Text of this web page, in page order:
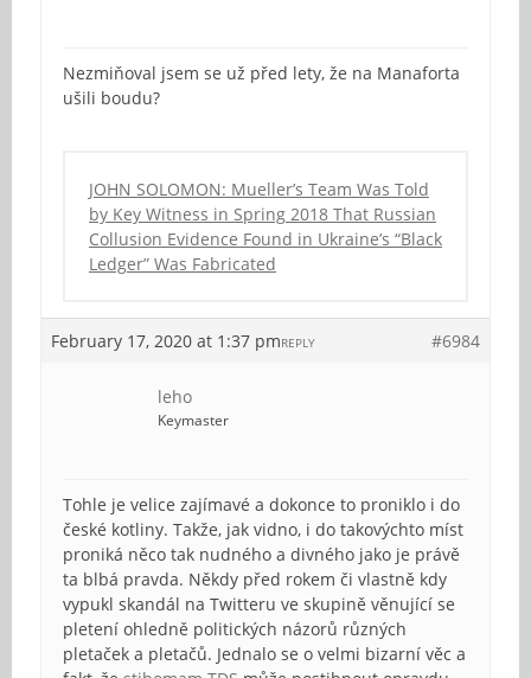
Nezmiňoval jsem se už před lety, že na Manaforta
ušili boudu?
JOHN SOLOMON: Mueller’s Team Was Told
by Key Witness in Spring 2018 That Russian
Collusion Evidence Found in Ukraine’s “Black
Ledger” Was Fabricated
February 17, 2020 at 1:37 pm #6984
REPLY
leho
Keymaster
Tohle je velice zajímavé a dokonce to proniklo i do
české kotliny. Takže, jak vidno, i do takovýchto míst
proniká něco tak nudného a divného jako je právě
ta blbá pravda. Někdy před rokem či vlastně kdy
vypukl skandál na Twitteru ve skupině věnující se
pletení ohledně politických názorů různých
pletaček a pletačů. Jednalo se o velmi bizarní věc a